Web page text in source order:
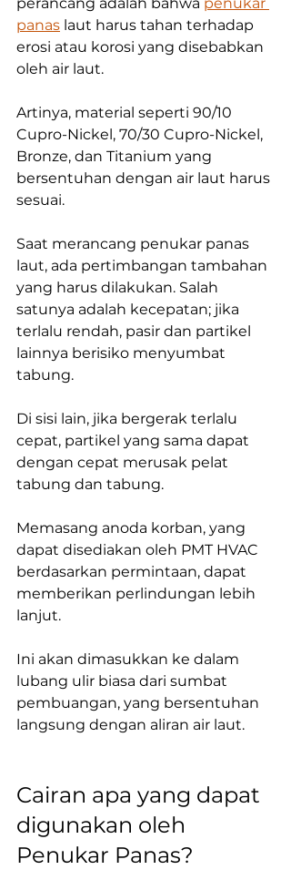
panas laut harus tahan terhadap
erosi atau korosi yang disebabkan
oleh air laut.
Artinya, material seperti 90/10
Cupro-Nickel, 70/30 Cupro-Nickel,
Bronze, dan Titanium yang
bersentuhan dengan air laut harus
sesuai.
Saat merancang penukar panas
laut, ada pertimbangan tambahan
yang harus dilakukan. Salah
satunya adalah kecepatan; jika
terlalu rendah, pasir dan partikel
lainnya berisiko menyumbat
tabung.
Di sisi lain, jika bergerak terlalu
cepat, partikel yang sama dapat
dengan cepat merusak pelat
tabung dan tabung.
Memasang anoda korban, yang
dapat disediakan oleh PMT HVAC
berdasarkan permintaan, dapat
memberikan perlindungan lebih
lanjut.
Ini akan dimasukkan ke dalam
lubang ulir biasa dari sumbat
pembuangan, yang bersentuhan
langsung dengan aliran air laut.
Cairan apa yang dapat
digunakan oleh
Penukar Panas?